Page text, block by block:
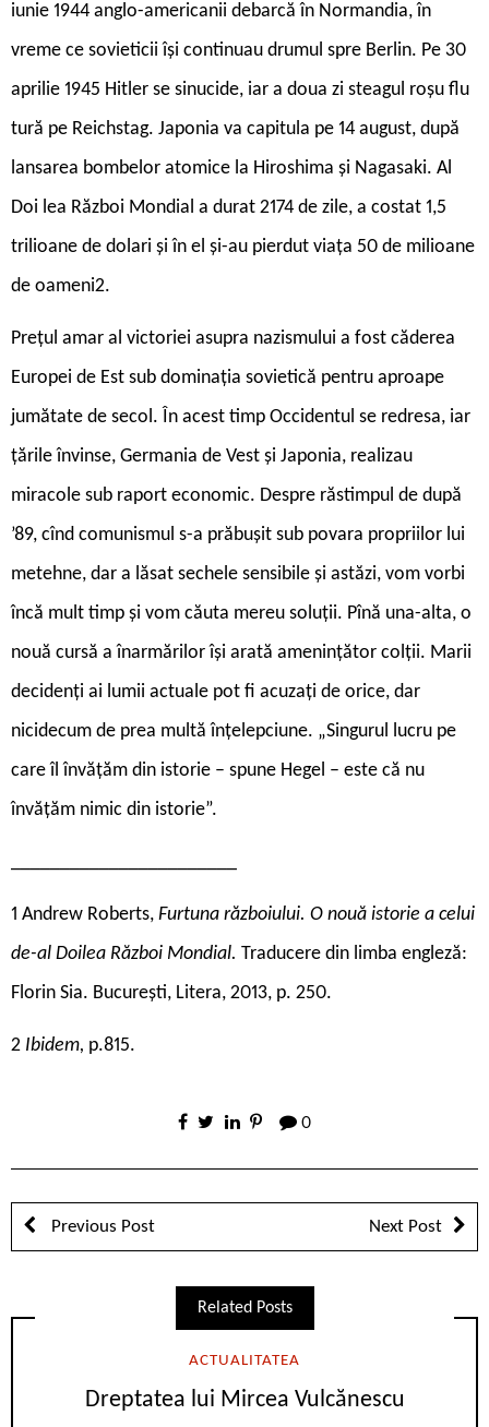
iunie 1944 anglo-americanii debarcă în Normandia, în
vreme ce sovieticii își continuau drumul spre Berlin. Pe 30
aprilie 1945 Hitler se sinucide, iar a doua zi steagul roșu flu
­tură pe Reichstag. Japonia va capitula pe 14 august, după
lansarea bombelor atomice la Hiroshima și Nagasaki. Al
Doi ­lea Război Mondial a durat 2174 de zile, a costat 1,5
trilioane de dolari și în el și-au pierdut viața 50 de milioane
de oameni2.
Prețul amar al victoriei asupra nazismului a fost căderea
Europei de Est sub dominația sovietică pentru aproape
jumătate de secol. În acest timp Occidentul se redresa, iar
țările învinse, Germania de Vest și Japonia, realizau
miracole sub raport economic. Despre răstimpul de după
’89, cînd comunismul s-a prăbușit sub povara propriilor lui
metehne, dar a lăsat sechele sensibile și astăzi, vom vorbi
încă mult timp și vom căuta mereu soluții. Pînă una-alta, o
nouă cursă a înarmărilor își arată amenințător colții. Marii
decidenți ai lumii actuale pot fi acuzați de orice, dar
nicidecum de prea multă înțelepciune. „Singurul lucru pe
care îl învățăm din istorie – spune Hegel – este că nu
învățăm nimic din istorie”.
1 Andrew Roberts, Furtuna războiului. O nouă istorie a celui
de-al Doilea Război Mondial. Traducere din limba engleză:
Florin Sia. București, Litera, 2013, p. 250.
2 Ibidem, p.815.
0
Previous Post Next Post
Related Posts
ACTUALITATEA
Dreptatea lui Mircea Vulcănescu